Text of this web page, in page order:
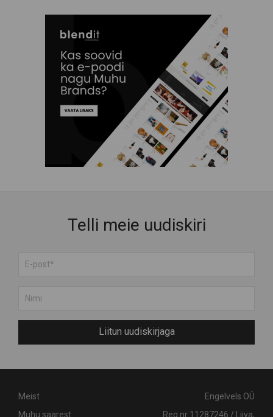
Telli meie uudiskiri
Liitun uudiskirjaga
Meist
Muhu saarest
Engelvels OÜ
Reg nr 11287246 / Liiva,